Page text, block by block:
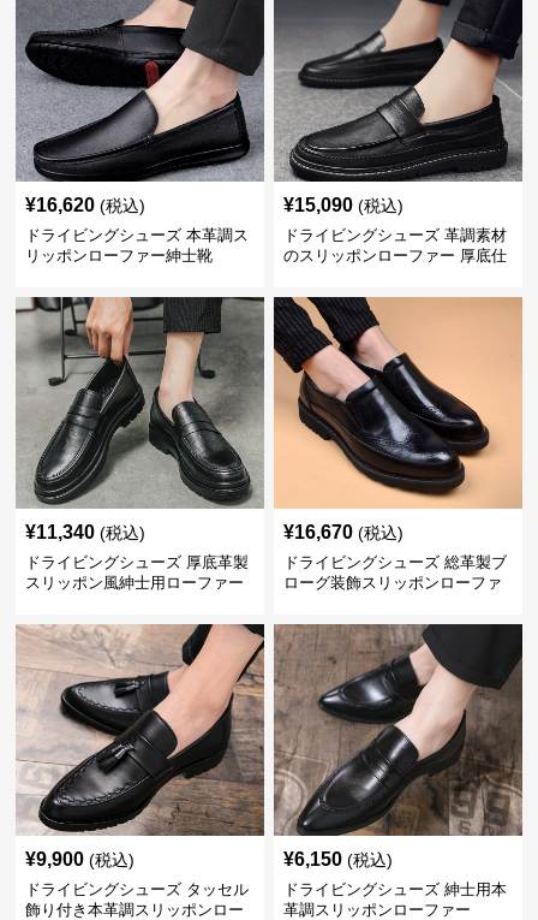
¥16,620 (税込)
ドライビングシューズ 本革調ス
リッポンローファー紳士靴
¥15,090 (税込)
ドライビングシューズ 革調素材
のスリッポンローファー 厚底仕
¥11,340 (税込)
ドライビングシューズ 厚底革製
スリッポン風紳士用ローファー
¥16,670 (税込)
ドライビングシューズ 総革製ブ
ローグ装飾スリッポンローファ
¥9,900 (税込)
ドライビングシューズ タッセル
飾り付き本革調スリッポンロー
¥6,150 (税込)
ドライビングシューズ 紳士用本
革調スリッポンローファー